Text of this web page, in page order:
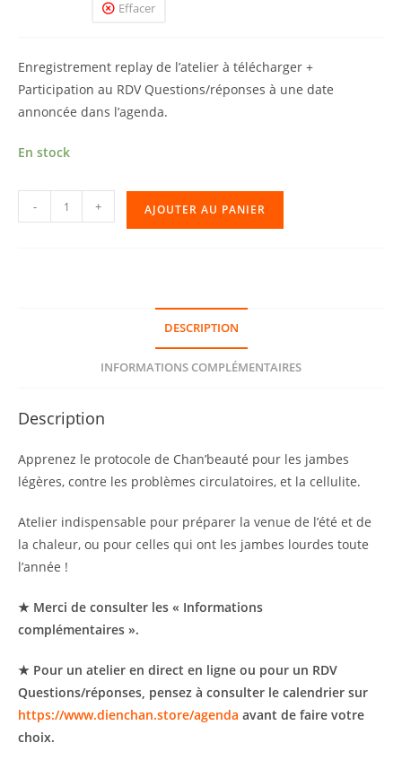
Effacer
Enregistrement replay de l’atelier à télécharger +
Participation au RDV Questions/réponses à une date
annoncée dans l’agenda.
En stock
quantité
de
»
- + AJOUTER AU PANIER
DESCRIPTION
INFORMATIONS COMPLÉMENTAIRES
Description
Apprenez le protocole de Chan’beauté pour les jambes
légères, contre les problèmes circulatoires, et la cellulite.
Atelier indispensable pour préparer la venue de l’été et de
la chaleur, ou pour celles qui ont les jambes lourdes toute
l’année !
★ Merci de consulter les « Informations
complémentaires ».
★ Pour un atelier en direct en ligne ou pour un RDV
Questions/réponses, pensez à consulter le calendrier sur
https://www.dienchan.store/agenda avant de faire votre
choix.